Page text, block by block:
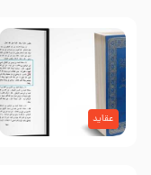
عقاید